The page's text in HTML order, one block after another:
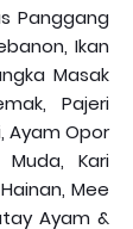
Panggang
Ikan
Masak
Pajeri
Ayam Opor
Kari
Mee
Ayam &